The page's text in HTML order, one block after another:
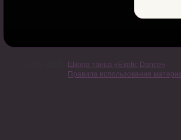
Школа танца «Exotic Dance»
Правила использования